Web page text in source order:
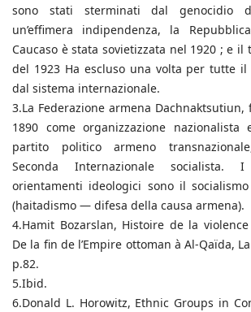
sono stati sterminati dal genocidio
un’effimera indipendenza, la
Caucaso è stata sovietizzata nel 1920 ; e il
del 1923 Ha escluso una volta per tutte
dal sistema internazionale.
3.La Federazione armena
1890 come organizzazione
partito politico armeno
Seconda Internazionale socialista.
orientamenti ideologici sono il
(haitadismo — difesa della causa armena).
4.Hamit Bozarslan, Histoire de la
De la fin de l’Empire ottoman à Al-Qaïda,
p.82.
5.Ibid.
6.Donald L. Horowitz, Ethnic Groups in